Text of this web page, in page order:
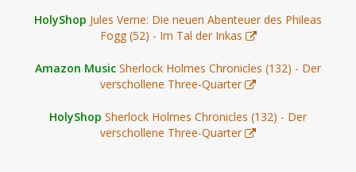
HolyShop Jules Verne: Die neuen Abenteuer des Phileas
Fogg (52) - Im Tal der Inkas
Amazon Music Sherlock Holmes Chronicles (132) - Der
verschollene Three-Quarter
HolyShop Sherlock Holmes Chronicles (132) - Der
verschollene Three-Quarter